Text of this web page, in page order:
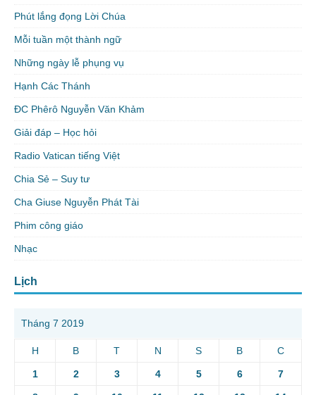
Phút lắng đọng Lời Chúa
Mỗi tuần một thành ngữ
Những ngày lễ phụng vụ
Hạnh Các Thánh
ĐC Phêrô Nguyễn Văn Khảm
Giải đáp – Học hỏi
Radio Vatican tiếng Việt
Chia Sẻ – Suy tư
Cha Giuse Nguyễn Phát Tài
Phim công giáo
Nhạc
Lịch
Tháng 7 2019
H B T N S B C
1 2 3 4 5 6 7